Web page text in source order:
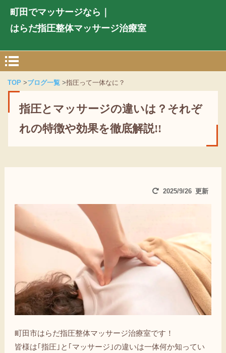
町田でマッサージなら｜
はらだ指圧整体マッサージ治療室
TOP ブログ一覧 指圧って一体なに？
指圧とマッサージの違いは？それぞ
れの特徴や効果を徹底解説!!
2025/9/26
町田市はらだ指圧整体マッサージ治療室です！
皆様は｢指圧｣と｢マッサージ｣の違いは一体何か知ってい